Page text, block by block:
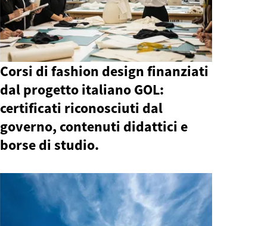
Corsi di fashion design finanziati
dal progetto italiano GOL:
certificati riconosciuti dal
governo, contenuti didattici e
borse di studio.